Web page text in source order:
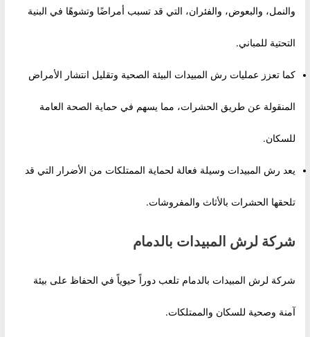
والنمل، والبعوض، والفئران، التي قد تسبب أمراضًا وتشوهًا في البنية
التحتية للمباني.
كما تعزز عمليات رش المبيدات البيئة الصحية وتقليل انتشار الأمراض
المنقولة عن طريق الحشرات، مما يسهم في حماية الصحة العامة
للسكان.
يعد رش المبيدات وسيلة فعالة لحماية الممتلكات من الأضرار التي قد
تلحقها الحشرات بالأثاث والمفروشات.
شركة لرش المبيدات بالدمام
شركة لرش المبيدات بالدمام تلعب دوراً حيوياً في الحفاظ على بيئة
آمنة وصحية للسكان والممتلكات.